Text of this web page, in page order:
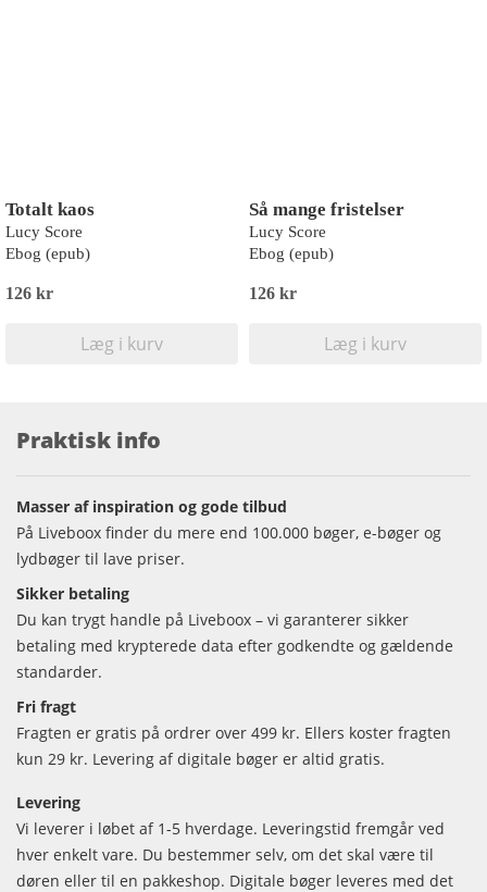
Totalt kaos
Lucy Score
Ebog (epub)
126 kr
Læg i kurv
Så mange fristelser
Lucy Score
Ebog (epub)
126 kr
Læg i kurv
Praktisk info
Masser af inspiration og gode tilbud
På Liveboox finder du mere end 100.000 bøger, e-bøger og
lydbøger til lave priser.
Sikker betaling
Du kan trygt handle på Liveboox – vi garanterer sikker
betaling med krypterede data efter godkendte og gældende
standarder.
Fri fragt
Fragten er gratis på ordrer over 499 kr. Ellers koster fragten
kun 29 kr. Levering af digitale bøger er altid gratis.
Levering
Vi leverer i løbet af 1-5 hverdage. Leveringstid fremgår ved
hver enkelt vare. Du bestemmer selv, om det skal være til
døren eller til en pakkeshop. Digitale bøger leveres med det